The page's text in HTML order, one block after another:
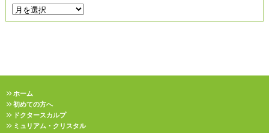
ホーム
初めての方へ
ドクタースカルプ
ミュリアム・クリスタル